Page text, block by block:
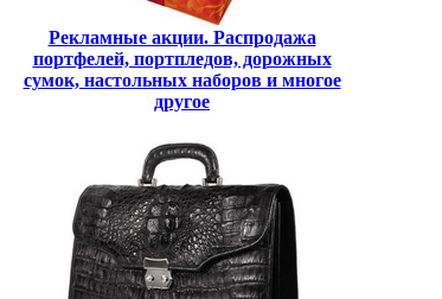
Рекламные акции. Распродажа
портфелей, портпледов, дорожных
сумок, настольных наборов и многое
другое